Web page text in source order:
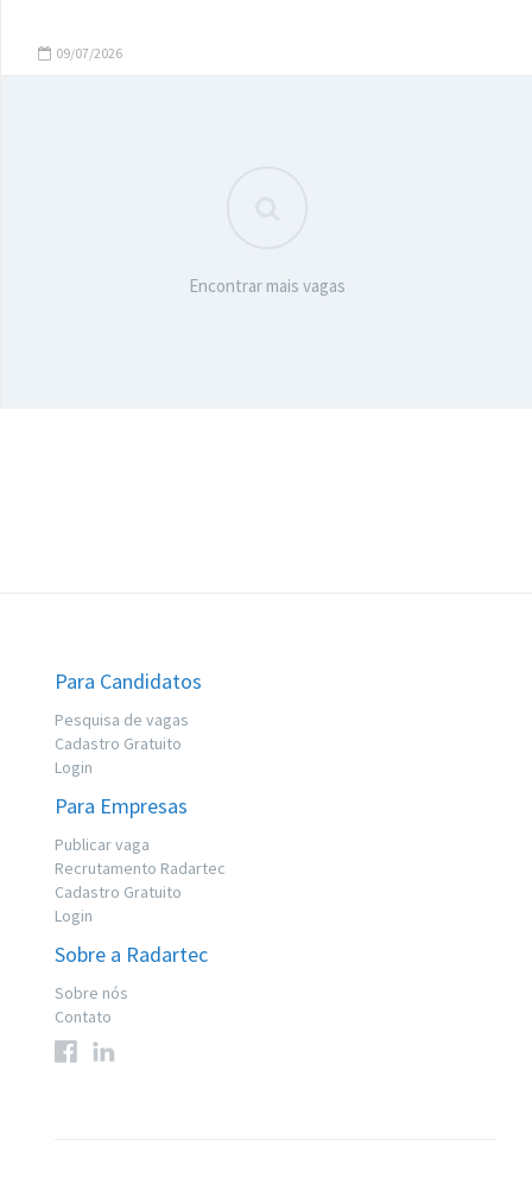
09/07/2026
Encontrar mais vagas
Para Candidatos
Pesquisa de vagas
Cadastro Gratuito
Login
Para Empresas
Publicar vaga
Recrutamento Radartec
Cadastro Gratuito
Login
Sobre a Radartec
Sobre nós
Contato